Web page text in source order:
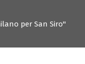
per San Siro"